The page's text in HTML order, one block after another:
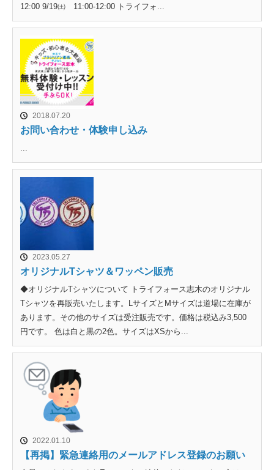
12:00 9/19㈯ 11:00-12:00 トライフォ...
2018.07.20
お問い合わせ・体験申し込み
2023.05.27
オリジナルTシャツ＆ワッペン販売
◆オリジナルTシャツについて トライフォース志木のオリジナル
Tシャツを再販売いたします。LサイズとMサイズは道場に在庫が
あります。その他のサイズは受注販売です。価格は税込み3,500
円です。 色は白と黒の2色。サイズはXSから...
2022.01.10
【再掲】緊急連絡用のメールアドレス登録のお願い